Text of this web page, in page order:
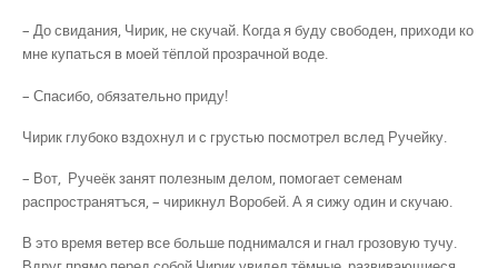
– До свидания, Чирик, не скучай. Когда я буду свободен, приходи ко
мне купаться в моей тёплой прозрачной воде.
– Спасибо, обязательно приду!
Чирик глубоко вздохнул и с грустью посмотрел вслед Ручейку.
– Вот, Ручеёк занят полезным делом, помогает семенам
распространятъся, – чирик­нул Воробей. А я сижу один и скучаю.
В это время ветер все больше поднимался и гнал грозовую тучу.